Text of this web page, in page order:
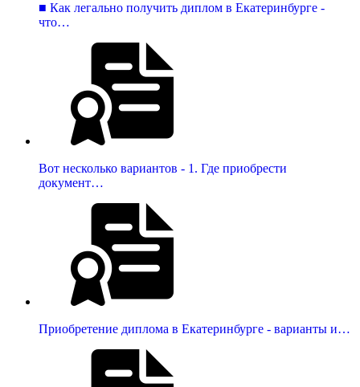
■ Как легально получить диплом в Екатеринбурге -
что…
Вот несколько вариантов - 1. Где приобрести
документ…
Приобретение диплома в Екатеринбурге - варианты и…